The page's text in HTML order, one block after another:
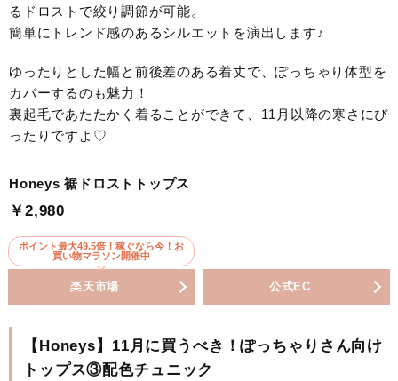
るドロストで絞り調節が可能。
簡単にトレンド感のあるシルエットを演出します♪
ゆったりとした幅と前後差のある着丈で、ぽっちゃり体型を
カバーするのも魅力！
裏起毛であたたかく着ることができて、11月以降の寒さにぴ
ったりですよ♡
Honeys 裾ドロストトップス
￥2,980
ポイント最大49.5倍！稼ぐなら今！お
買い物マラソン開催中
楽天市場 公式EC
【Honeys】11月に買うべき！ぽっちゃりさん向け
トップス③配色チュニック